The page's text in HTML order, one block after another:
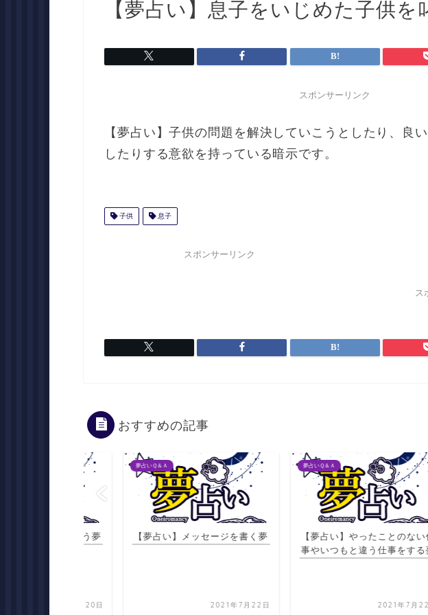
【夢占い】息子をいじめた子供を
スポンサーリンク
【夢占い】子供の問題を解決していこうとしたり、良
したりする意欲を持っている暗示です。
子供 息子
スポンサーリンク
ス
おすすめの記事
夢占いＱ＆Ａ
【夢占い】メッセージを書く夢
2021年7月22日
夢占いＱ＆Ａ
【夢占い】やったことのない仕
事やいつもと違う仕事をする夢
2021年7月22日